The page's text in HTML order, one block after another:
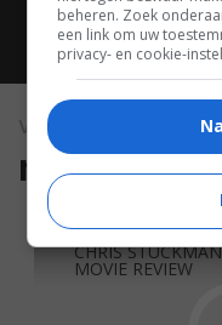
video
reviews
CHRIS
MOVIE REVIEW
beheren. Zoek
een link om uw
privacy- en cookie-